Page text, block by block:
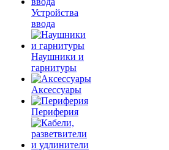
Устройства
ввода
Наушники и
гарнитуры
Аксессуары
Периферия